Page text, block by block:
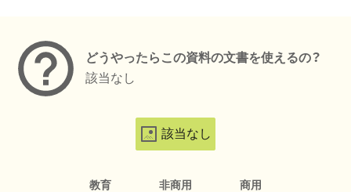
どうやったらこの資料の文書を使えるの？
該当なし
該当なし
教育 非商用 商用